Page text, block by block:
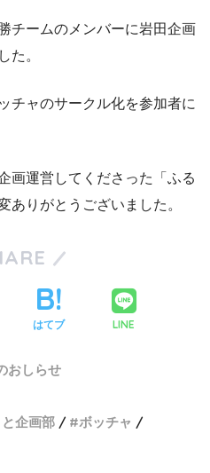
チームのメンバーに岩田企画
た。
チャのサークル化を参加者に
画運営してくださった「ふる
ありがとうございました。
はてブ LINE
おしらせ
企画部
ボッチャ